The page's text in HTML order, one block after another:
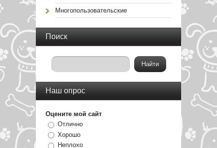
Многопользовательские
Поиск
Наш опрос
Оцените мой сайт
Отлично
Хорошо
Неплохо